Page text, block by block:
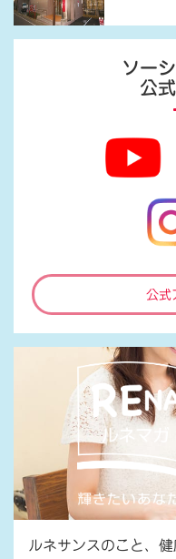
ソー
公
公式
ルネサンスのこと、